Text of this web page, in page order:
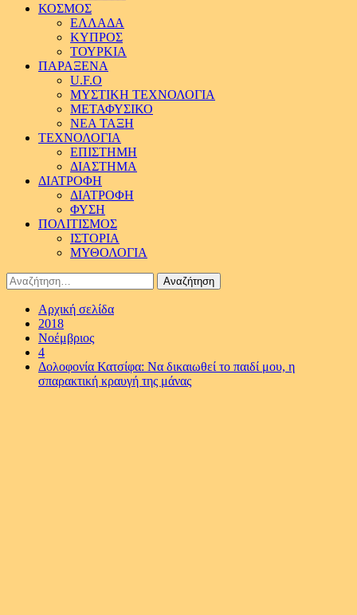
ΚΟΣΜΟΣ
ΕΛΛΑΔΑ
ΚΥΠΡΟΣ
ΤΟΥΡΚΙΑ
ΠΑΡΑΞΕΝΑ
U.F.O
ΜΥΣΤΙΚΗ ΤΕΧΝΟΛΟΓΙΑ
ΜΕΤΑΦΥΣΙΚΟ
ΝΕΑ ΤΑΞΗ
ΤΕΧΝΟΛΟΓΙΑ
ΕΠΙΣΤΗΜΗ
ΔΙΑΣΤΗΜΑ
ΔΙΑΤΡΟΦΗ
ΔΙΑΤΡΟΦΗ
ΦΥΣΗ
ΠΟΛΙΤΙΣΜΟΣ
ΙΣΤΟΡΙΑ
ΜΥΘΟΛΟΓΙΑ
Αναζήτηση
για:
Αρχική σελίδα
2018
Νοέμβριος
4
Δολοφονία Κατσίφα: Να δικαιωθεί το παιδί μου, η
σπαρακτική κραυγή της μάνας